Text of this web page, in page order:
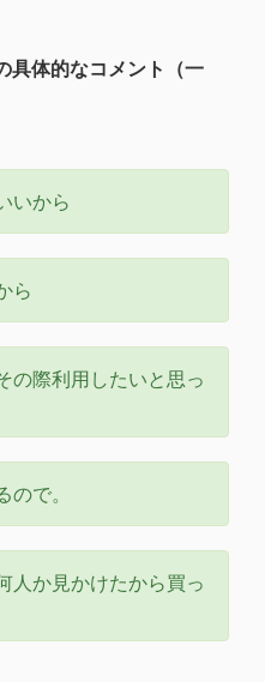
具体的なコメント（一
いから
ら
の際利用したいと思っ
で。
人か見かけたから買っ